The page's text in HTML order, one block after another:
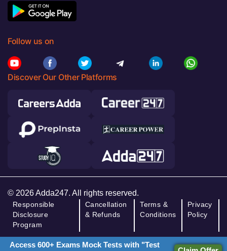
Follow us on
Discover Our Other Platforms
© 2026 Adda247. All rights reserved.
Responsible
Disclosure
Program
Cancellation
& Refunds
Terms &
Conditions
Privacy
Policy
Access 600+ Exams Mock Tests with "Test